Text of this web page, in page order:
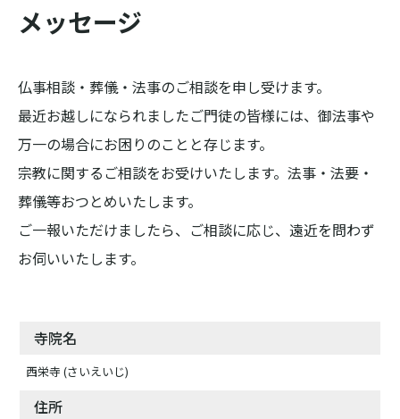
メッセージ
仏事相談・葬儀・法事のご相談を申し受けます。
最近お越しになられましたご門徒の皆様には、御法事や
万一の場合にお困りのことと存じます。
宗教に関するご相談をお受けいたします。法事・法要・
葬儀等おつとめいたします。
ご一報いただけましたら、ご相談に応じ、遠近を問わず
お伺いいたします。
寺院名
西栄寺 (さいえいじ)
住所